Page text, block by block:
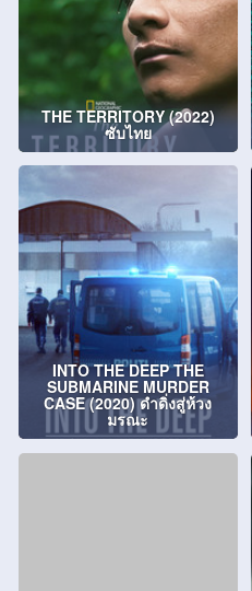
THE TERRITORY (2022)
ซับไทย
INTO THE DEEP THE
SUBMARINE MURDER
CASE (2020) ดำดิ่งสู่ห้วง
มรณะ